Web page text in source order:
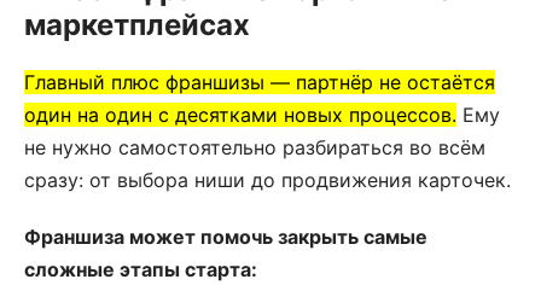
маркетплейсах
Главный плюс франшизы — партнёр не остаётся
один на один с десятками новых процессов. Ему
не нужно самостоятельно разбираться во всём
сразу: от выбора ниши до продвижения карточек.
Франшиза может помочь закрыть самые
сложные этапы старта: